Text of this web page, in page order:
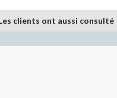
clients ont aussi consulté